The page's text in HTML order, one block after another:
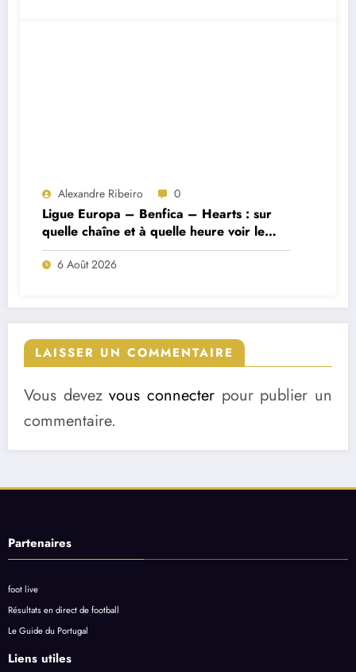
Alexandre Ribeiro 0
Ligue Europa – Benfica – Hearts : sur
quelle chaîne et à quelle heure voir le
match ?
6 Août 2026
LAISSER UN COMMENTAIRE
Vous devezvous connecter pour publier un
commentaire.
Partenaires
foot live
Résultats en direct de football
Le Guide du Portugal
Liens utiles